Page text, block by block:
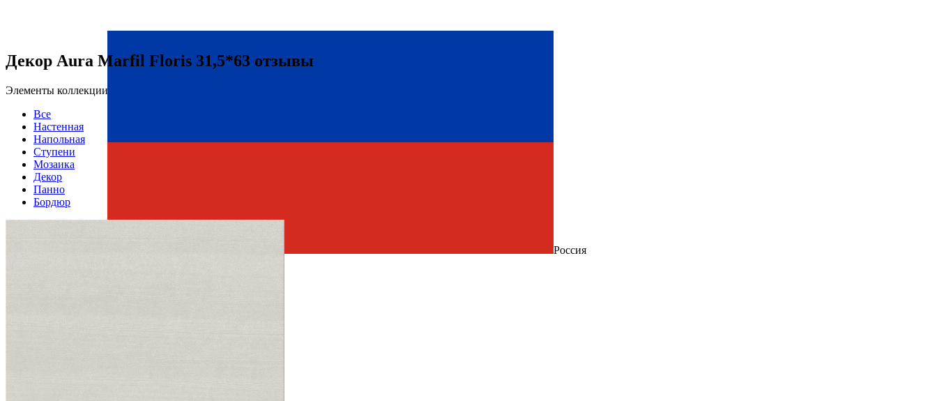
Россия
Декор Aura Marfil Floris 31,5*63 отзывы
Элементы коллекции
Все
Настенная
Напольная
Ступени
Мозаика
Декор
Панно
Бордюр